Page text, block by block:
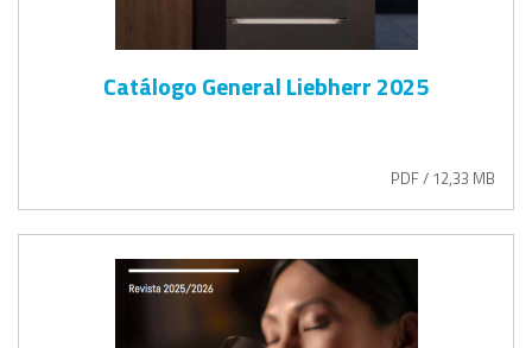
Catálogo General Liebherr 2025
PDF / 12,33 MB